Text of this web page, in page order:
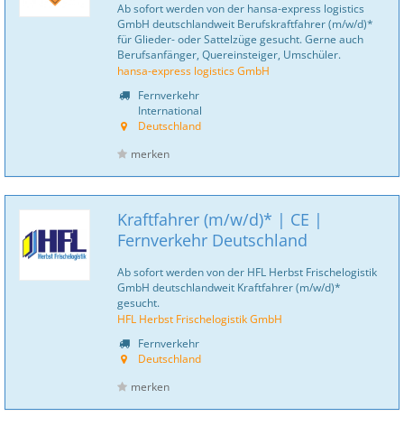
Ab sofort werden von der hansa-express logistics
GmbH deutschlandweit Berufskraftfahrer (m/w/d)*
für Glieder- oder Sattelzüge gesucht. Gerne auch
Berufsanfänger, Quereinsteiger, Umschüler.
hansa-express logistics GmbH
Fernverkehr
International
Deutschland
merken
Kraftfahrer (m/w/d)* | CE |
Fernverkehr Deutschland
Ab sofort werden von der HFL Herbst Frischelogistik
GmbH deutschlandweit Kraftfahrer (m/w/d)*
gesucht.
HFL Herbst Frischelogistik GmbH
Fernverkehr
Deutschland
merken